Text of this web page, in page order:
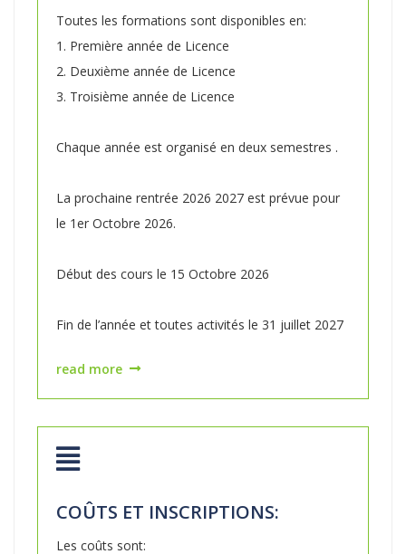
Toutes les formations sont disponibles en:
1. Première année de Licence
2. Deuxième année de Licence
3. Troisième année de Licence
Chaque année est organisé en deux semestres .
La prochaine rentrée 2026 2027 est prévue pour
le 1er Octobre 2026.
Début des cours le 15 Octobre 2026
Fin de l’année et toutes activités le 31 juillet 2027
read more
COÛTS ET INSCRIPTIONS:
Les coûts sont: